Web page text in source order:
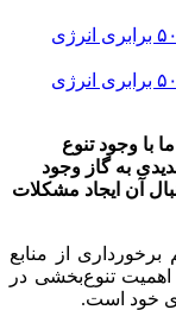
وجود تنوع
به گاز وجود
آن ایجاد مشکلات
برخورداری از منابع
اهمیتتنوع‌بخشی در
خود است.